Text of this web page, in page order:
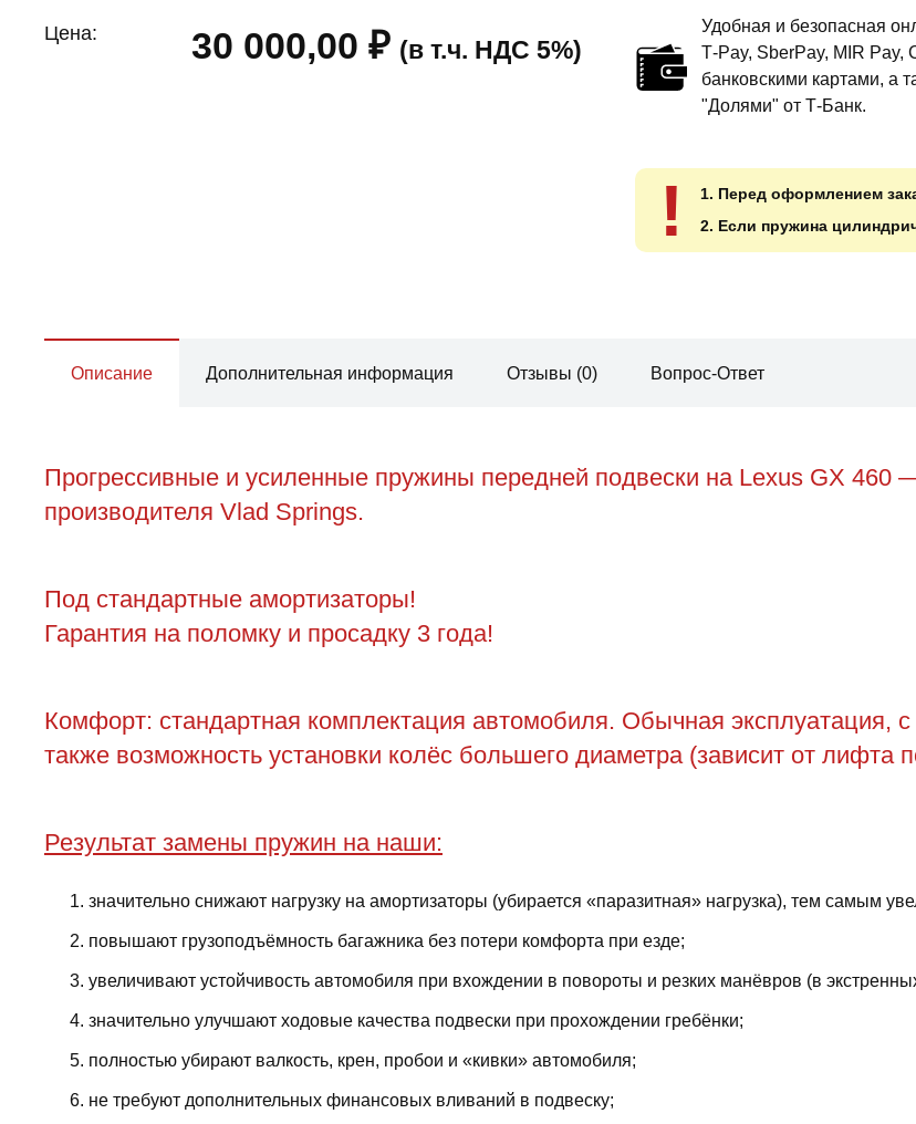
Цена: 30 000,00₽ (в т.ч. НДС 5%)
Удобная и безопасная
T‑Pay, SberPay, MIR Pay,
банковскими картами, а
"Долями" от Т-Банк.
!
1. Перед оформлением
2. Если пружина
Описание Дополнительная информация Отзывы (0) Вопрос-Ответ
Прогрессивные и усиленные пружины передней подвески на Lexus GX 460
производителя Vlad Springs.
Под стандартные амортизаторы!
Гарантия на поломку и просадку 3 года!
Комфорт: стандартная комплектация автомобиля. Обычная эксплуатация, с
также возможность установки колёс большего диаметра (зависит от лифта
Результат замены пружин на наши:
значительно снижают нагрузку на амортизаторы (убирается «паразитная» нагрузка), тем самым
повышают грузоподъёмность багажника без потери комфорта при езде;
увеличивают устойчивость автомобиля при вхождении в повороты и резких манёвров (в
значительно улучшают ходовые качества подвески при прохождении гребёнки;
полностью убирают валкость, крен, пробои и «кивки» автомобиля;
не требуют дополнительных финансовых вливаний в подвеску;